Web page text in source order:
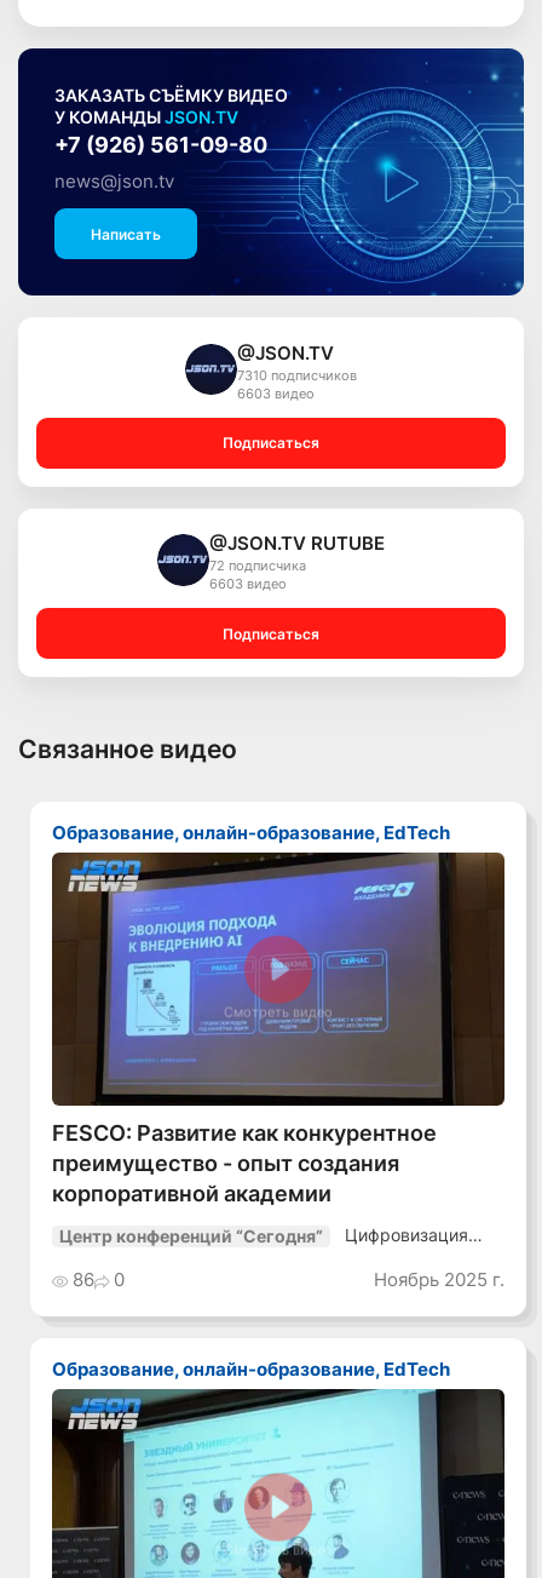
ЗАКАЗАТЬ СЪЁМКУ ВИДЕО
У КОМАНДЫJSON.TV
+7 (926) 561-09-80
news@json.tv
Написать
@JSON.TV
7310 подписчиков
6603 видео
Подписаться
@JSON.TV RUTUBE
72 подписчика
6603 видео
Подписаться
Связанное видео
Образование, онлайн-образование, EdTech
Смотреть видео
FESCO: Развитие как конкурентное
преимущество - опыт создания
корпоративной академии
Центр конференций “Сегодня”
Цифровизация
86 0 Ноябрь 2025 г.
Образование, онлайн-образование, EdTech
Смотреть видео